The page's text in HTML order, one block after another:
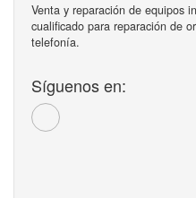
Venta y reparación de equipos
cualificado para reparación de
telefonía.
Síguenos en: